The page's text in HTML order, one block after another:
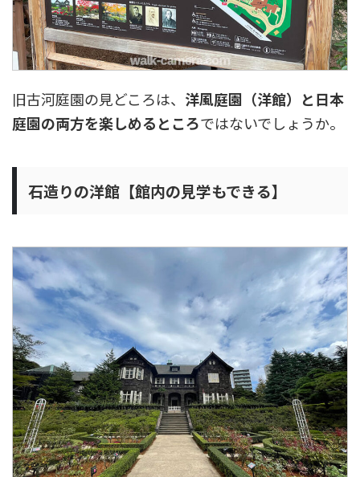
旧古河庭園の見どころは、 洋風庭園（洋館）と日本
庭園の両方を楽しめるところではないでしょうか。
石造りの洋館【館内の見学もできる】